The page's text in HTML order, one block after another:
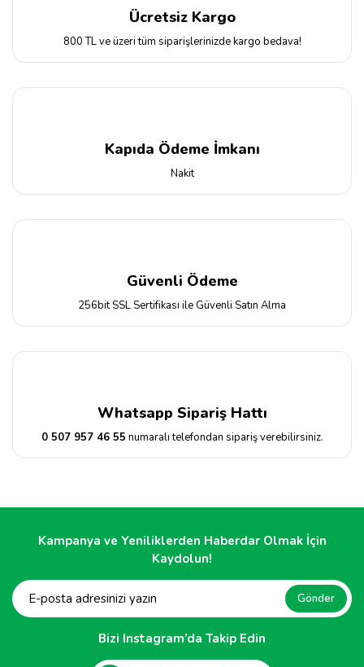
Ücretsiz Kargo
800 TL ve üzeri tüm siparişlerinizde kargo bedava!
Kapıda Ödeme İmkanı
Nakit
Güvenli Ödeme
256bit SSL Sertifikası ile Güvenli Satın Alma
Whatsapp Sipariş Hattı
0 507 957 46 55 numaralı telefondan sipariş verebilirsiniz.
Kampanya ve Yeniliklerden Haberdar Olmak İçin
Kaydolun!
Gönder
Bizi Instagram’da Takip Edin